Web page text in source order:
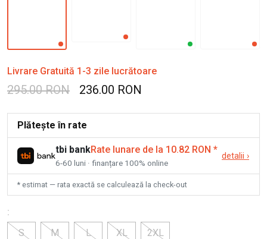
Livrare Gratuită 1-3 zile lucrătoare
295.00 RON 236.00 RON
Plătește în rate
tbi bankRate lunare de la 10.82 RON *
6-60 luni · finanțare 100% online
detalii ›
* estimat — rata exactă se calculează la check-out
:
S
M L XL 2XL